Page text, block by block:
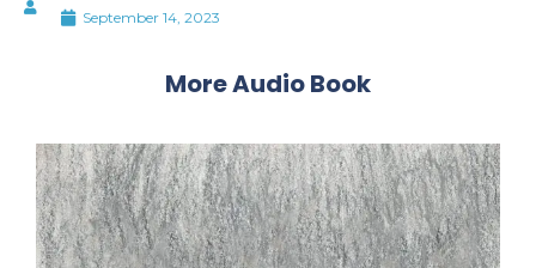
September 14, 2023
More Audio Book